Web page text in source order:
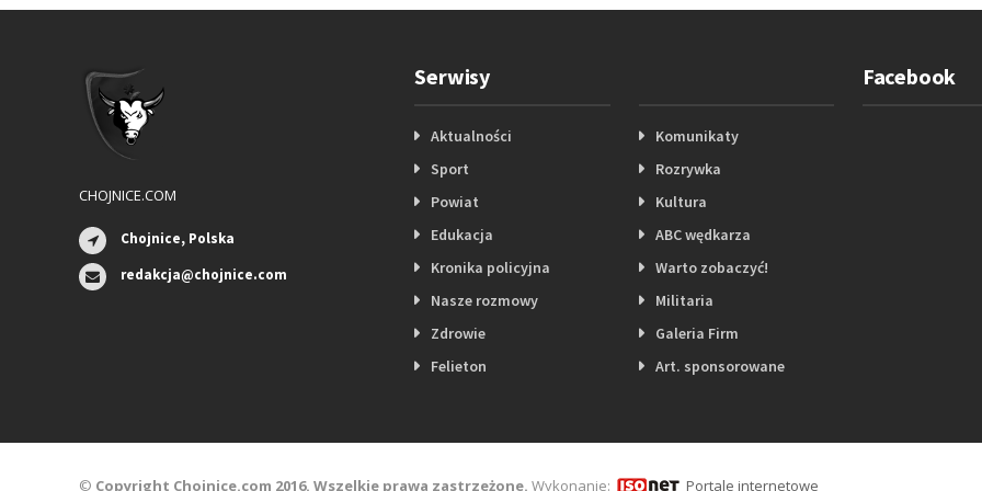
CHOJNICE.COM
Chojnice, Polska
redakcja@chojnice.com
Serwisy
Aktualności
Sport
Powiat
Edukacja
Kronika policyjna
Nasze rozmowy
Zdrowie
Felieton
Komunikaty
Rozrywka
Kultura
ABC wędkarza
Warto zobaczyć!
Militaria
Galeria Firm
Art. sponsorowane
Facebook
© Copyright Chojnice.com 2016. Wszelkie prawa zastrzeżone. Wykonanie: Portale internetowe